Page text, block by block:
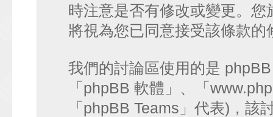
時注意是否有修改或變更。
將視為您已同意接受該條款的
我們的討論區使用的是
「phpBB 軟體」、「
「phpBB Teams」代表)，該